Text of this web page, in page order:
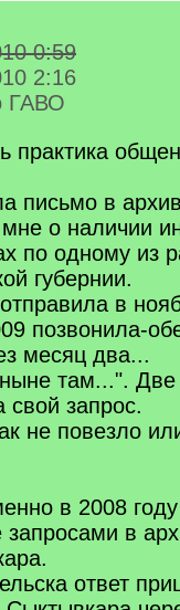
0:59
2:16
ГАВО
практика
письмо в
о наличии
по одному из
губернии.
в
позвонила-
месяц два...
там...". Две
свой запрос.
не повезло
в 2008
в
ответ